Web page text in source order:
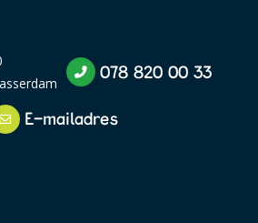
078 820 00 33
E-mailadres